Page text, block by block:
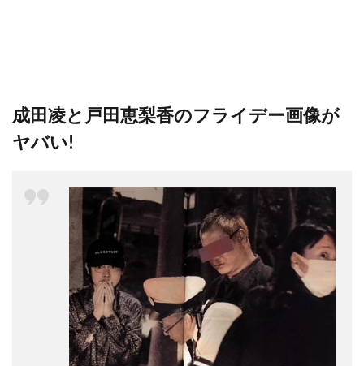
成田凌と戸田恵梨香のフライデー画像が
ヤバい!